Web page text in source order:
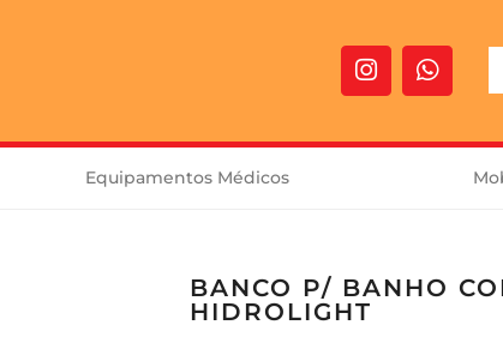
Equipamentos Médicos
BANCO P/ BANHO
HIDROLIGHT